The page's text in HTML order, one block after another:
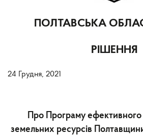
ПОЛТАВСЬКА
РІШЕННЯ
24 Грудня, 2021
Про Програму
земельних ресурсів